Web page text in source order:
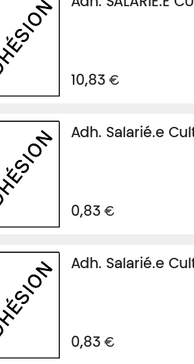
10,83 €
Adh. Salarié.e
0,83 €
Adh. Salarié.e
0,83 €